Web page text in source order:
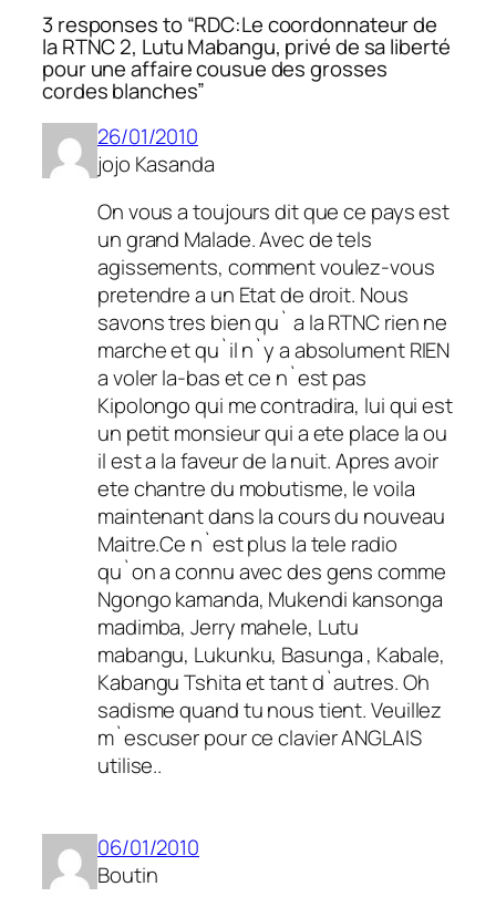
3 responses to “RDC:Le coordonnateur de
la RTNC 2, Lutu Mabangu, privé de sa liberté
pour une affaire cousue des grosses
cordes blanches”
26/01/2010
jojo Kasanda
On vous a toujours dit que ce pays est
un grand Malade. Avec de tels
agissements, comment voulez-vous
pretendre a un Etat de droit. Nous
savons tres bien qu` a la RTNC rien ne
marche et qu`il n`y a absolument RIEN
a voler la-bas et ce n`est pas
Kipolongo qui me contradira, lui qui est
un petit monsieur qui a ete place la ou
il est a la faveur de la nuit. Apres avoir
ete chantre du mobutisme, le voila
maintenant dans la cours du nouveau
Maitre.Ce n`est plus la tele radio
qu`on a connu avec des gens comme
Ngongo kamanda, Mukendi kansonga
madimba, Jerry mahele, Lutu
mabangu, Lukunku, Basunga , Kabale,
Kabangu Tshita et tant d`autres. Oh
sadisme quand tu nous tient. Veuillez
m`escuser pour ce clavier ANGLAIS
utilise..
06/01/2010
Boutin